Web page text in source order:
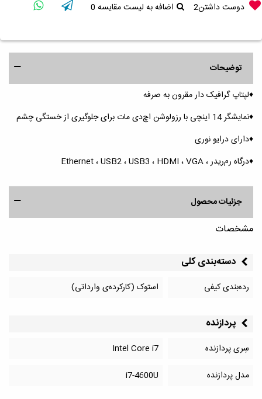
دوست داشتن2 اضافه به لیست مقایسه 0
توضیحات
♦️لپتاپ گرافیک دار مقرون به صرفه
♦️نمایشگر 14 اینچی با رزولوشن اچ‌دی مات برای جلوگیری از خستگی چشم
♦️دارای درایو نوری
♦️درگاه رم‌ریدر ، Ethernet ، USB2 ، USB3 ، HDMI ، VGA
جزئیات محصول
مشخصات
دسته‌بندی کلی
رده‌بندی کیفی استوک (کارکرده‌ی وارداتی)
پردازنده
سِری پردازنده
Intel Core i7
مدل پردازنده
i7-4600U